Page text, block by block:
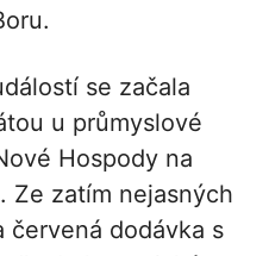
se začala
u průmyslové
Hospody na
Ze zatím nejasných
červená dodávka s